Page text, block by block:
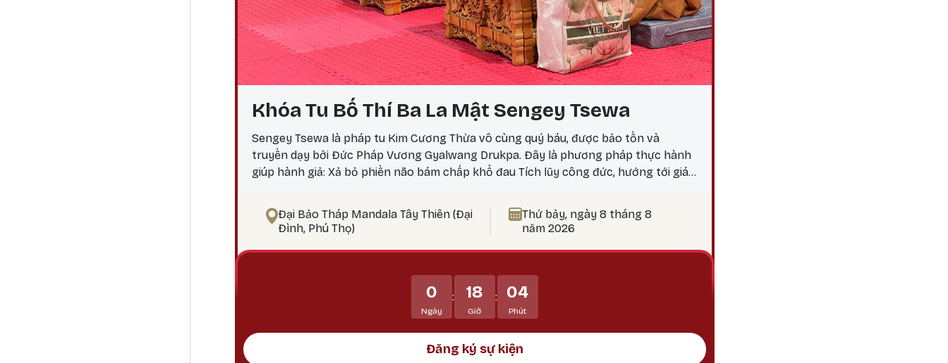
Khóa Tu Bố Thí Ba La Mật Sengey Tsewa
Sengey Tsewa là pháp tu Kim Cương Thừa vô cùng quý báu, được bảo tồn và
truyền dạy bởi Đức Pháp Vương Gyalwang Drukpa. Đây là phương pháp thực hành
giúp hành giả: Xả bỏ phiền não bám chấp khổ đau Tích lũy công đức, hướng tới giác
điểm công đức tu tập tăng trưởng mạnh mẽ, đặc biệt thích hợp để thực hành các
pháp tu Phật Bản Tôn Mẫu Tính.
Đại Bảo Tháp Mandala Tây Thiên (Đại
Đình, Phú Thọ)
Thứ bảy, ngày 8 tháng 8
năm 2026
0
Ngày
: 18
Giờ
: 04
Phút
Đăng ký sự kiện